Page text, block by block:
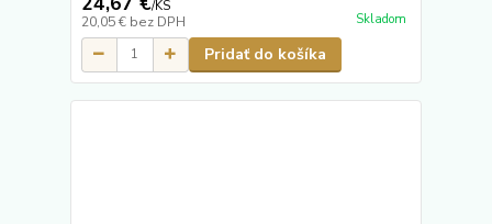
/KS
20,05 € bez DPH Skladom
Pridať do košíka